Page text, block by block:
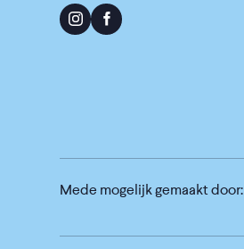
Mede mogelijk gemaakt door: